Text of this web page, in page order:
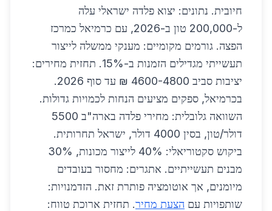
חיובית. נתונים: יצוא פלדה ישראלי עלה
ל-200,000 טון ב-2026, עם כרמיאל כמרכז
הפצה. גורמים מקומיים: מענקי ממשלה לייצור
תעשייתי מגדילים הזמנות ב-15%. תחזית מחירים:
יציבות סביב 4600-4800 ₪ עד סוף 2026.
בכרמיאל, ספקים מציעים הנחות לכמויות גדולות.
השוואה גלובלית: מחירי פלדה בארה"ב 5500
דולר/טון, בסין 4000 דולר, ישראל תחרותית.
ביקוש סקטוריאלי: 40% לייצור מכונות, 30%
מבנים תעשייתיים. אתגרים: מחסור בעובדים
מיומנים, אך אוטומציה פותרת זאת. הזדמנויות:
שותפויות עם הצעת מחיר. תחזית ארוכת טווח: